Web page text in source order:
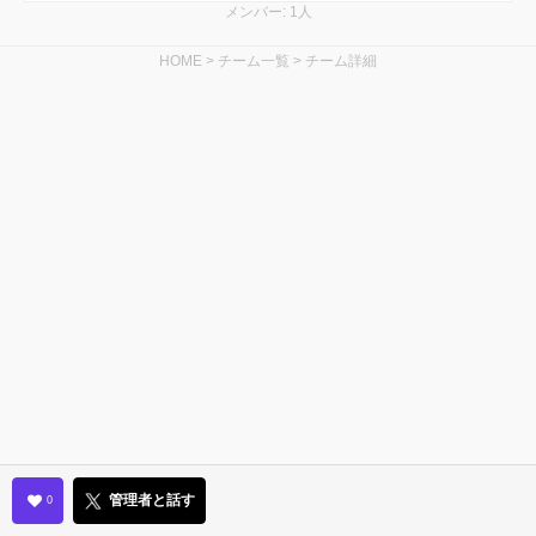
メンバー: 1人
HOME > チーム一覧 > チーム詳細
0 管理者と話す